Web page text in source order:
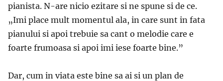
pianista. N-are nicio ezitare si ne spune si de ce.
„Imi place mult momentul ala, in care sunt in fata
pianului si apoi trebuie sa cant o melodie care e
foarte frumoasa si apoi imi iese foarte bine.”
Dar, cum in viata este bine sa ai si un plan de